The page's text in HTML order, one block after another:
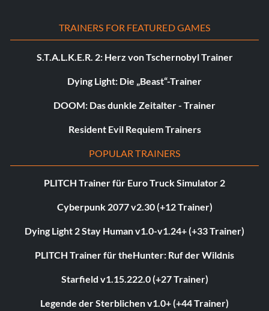
TRAINERS FOR FEATURED GAMES
S.T.A.L.K.E.R. 2: Herz von Tschernobyl Trainer
Dying Light: Die „Beast“-Trainer
DOOM: Das dunkle Zeitalter - Trainer
Resident Evil Requiem Trainers
POPULAR TRAINERS
PLITCH Trainer für Euro Truck Simulator 2
Cyberpunk 2077 v2.30 (+12 Trainer)
Dying Light 2 Stay Human v1.0-v1.24+ (+33 Trainer)
PLITCH Trainer für theHunter: Ruf der Wildnis
Starfield v1.15.222.0 (+27 Trainer)
Legende der Sterblichen v1.0+ (+44 Trainer)